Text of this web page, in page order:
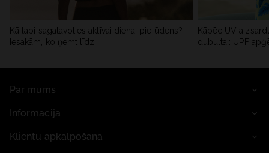
Kā labi sagatavoties aktīvai dienai pie ūdens?
Iesakām, ko ņemt līdzi
Kāpēc UV
dubultai: UPF
Par mums
Informācija
Klientu apkalpošana